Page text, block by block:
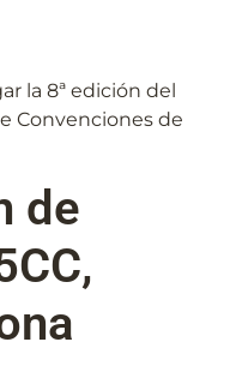
la 8ª edición del
Convenciones de
de